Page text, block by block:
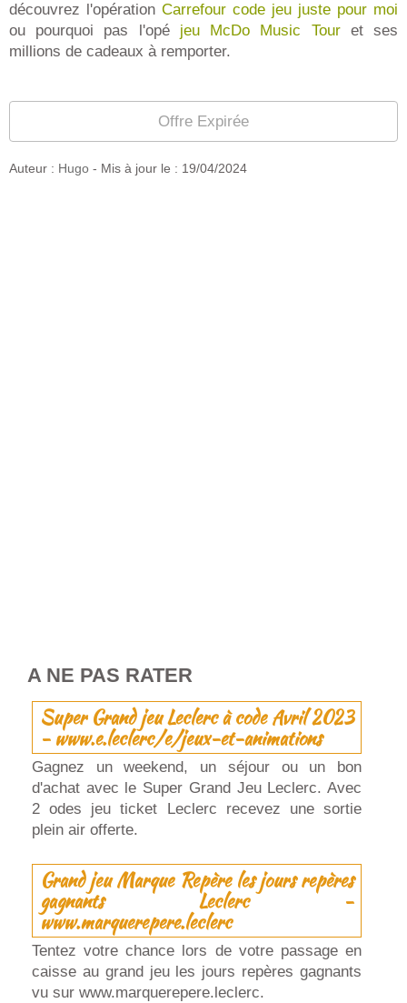
découvrez l'opération Carrefour code jeu juste pour moi
ou pourquoi pas l'opé jeu McDo Music Touret ses
millions de cadeaux à remporter.
Offre Expirée
Auteur : Hugo - Mis à jour le : 19/04/2024
A NE PAS RATER
Super Grand jeu Leclerc à code Avril 2023
- www.e.leclerc/e/jeux-et-animations
Gagnez un weekend, un séjour ou un bon
d'achat avec le Super Grand Jeu Leclerc. Avec
2 odes jeu ticket Leclerc recevez une sortie
plein air offerte.
Grand jeu Marque Repère les jours repères
gagnants Leclerc -
www.marquerepere.leclerc
Tentez votre chance lors de votre passage en
caisse au grand jeu les jours repères gagnants
vu sur www.marquerepere.leclerc.